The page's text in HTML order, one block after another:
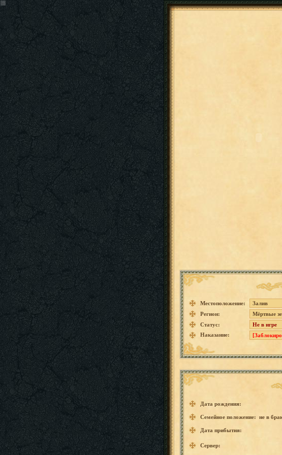
Местоположение:
Залив
Регион:
Мёртвые
Статус:
Не в игре
Наказание:
Дата рождения:
Семейное положение: не в
Дата прибытия:
Сервер: